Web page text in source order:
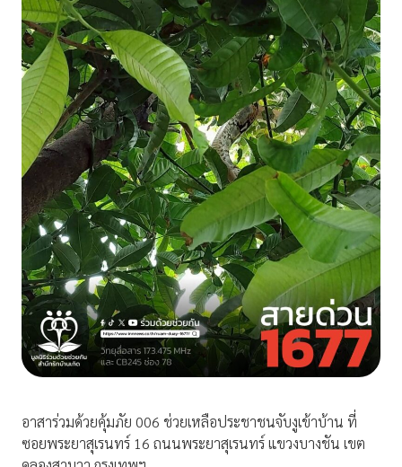
อาสาร่วมด้วยคุ้มภัย 006 ช่วยเหลือประชาชนจับงูเข้าบ้าน ที่
ซอยพระยาสุเรนทร์ 16 ถนนพระยาสุเรนทร์ แขวงบางชัน เขต